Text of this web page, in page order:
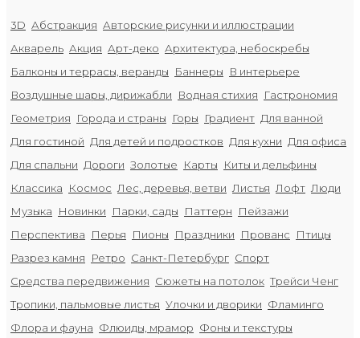
3D Абстракция Авторские рисунки и иллюстрации
Акварель Акция Арт-деко Архитектура, небоскребы
Балконы и террасы, веранды
Баннеры
В интерьере
Воздушные шары, дирижабли
Водная стихия
Гастрономия
Геометрия
Города и страны Горы Градиент Для ванной
Для гостиной Для детей и подростков Для кухни Для офиса
Для спальни Дороги Золотые Карты
Киты и дельфины
Классика
Космос Лес, деревья, ветви Листья Лофт Люди
Музыка
Новинки Парки, сады Паттерн
Пейзажи
Перспектива
Перья Пионы Праздники Прованс
Птицы
Разрез камня
Ретро Санкт-Петербург Спорт
Средства передвижения Сюжеты на потолок Трейси Ченг
Тропики, пальмовые листья Улочки и дворики Фламинго
Флора и фауна Флюиды, мрамор Фоны и текстуры